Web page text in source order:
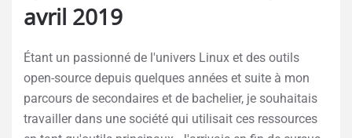
avril 2019
Étant un passionné de l'univers Linux et des outils
open-source depuis quelques années et suite à mon
parcours de secondaires et de bachelier, je souhaitais
travailler dans une société qui utilisait ces ressources